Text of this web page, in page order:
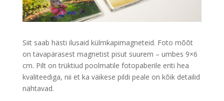
Siit saab hästi ilusaid külmkapimagneteid. Foto mõõt
on tavapärasest magnetist pisut suurem – umbes 9×6
cm. Pilt on trüktiud poolmatile fotopaberile eriti hea
kvaliteediga, nii et ka väikese pildi peale on kõik detailid
nähtavad.